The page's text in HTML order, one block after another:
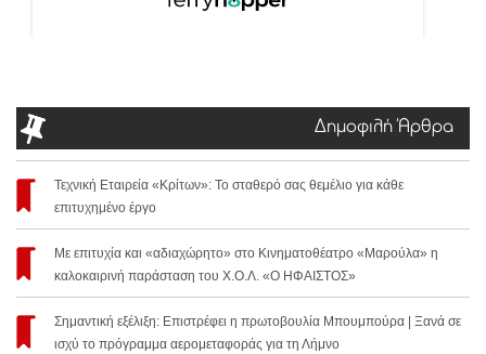
Δημοφιλή Άρθρα
Τεχνική Εταιρεία «Κρίτων»: Το σταθερό σας θεμέλιο για κάθε
επιτυχημένο έργο
Με επιτυχία και «αδιαχώρητο» στο Κινηματοθέατρο «Μαρούλα» η
καλοκαιρινή παράσταση του Χ.Ο.Λ. «Ο ΗΦΑΙΣΤΟΣ»
Σημαντική εξέλιξη: Επιστρέφει η πρωτοβουλία Μπουμπούρα | Ξανά σε
ισχύ το πρόγραμμα αερομεταφοράς για τη Λήμνο